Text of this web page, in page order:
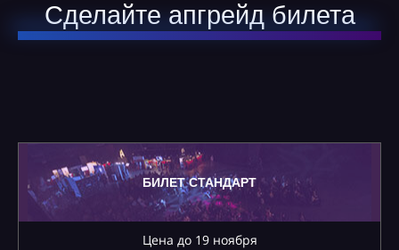
Сделайте апгрейд билета
БИЛЕТ СТАНДАРТ
Цена до 19 ноября